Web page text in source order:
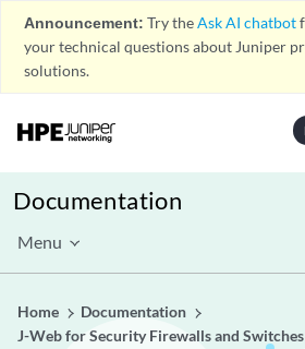
Announcement: Try theAsk AI chatbot
your technical questions about Juniper
solutions.
Documentation
Menu
Home
Documentation
J-Web for Security Firewalls and Switches